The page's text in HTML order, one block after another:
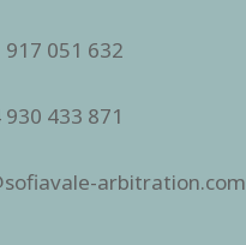
917 051 632
930 433 871
arbitration.com